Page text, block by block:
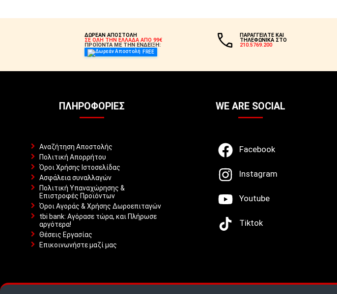
ΔΩΡΕΑΝ ΑΠΟΣΤΟΛΗ
ΣΕ ΟΛΗ ΤΗΝ ΕΛΛΑΔΑ ΑΠΟ 99€
ΠΡΟΪΟΝΤΑ ΜΕ ΤΗΝ ΕΝΔΕΙΞΗ:
FREE
ΠΑΡΑΓΓΕΙΛΤΕ ΚΑΙ
ΤΗΛΕΦΩΝΙΚΑ ΣΤΟ
210.5769.200
ΠΛΗΡΟΦΟΡΊΕΣ
Αναζήτηση Αποστολής
Πολιτική Απορρήτου
Όροι Χρήσης Ιστοσελίδας
Ασφάλεια συναλλαγών
Πολιτική Υπαναχώρησης &
Επιστροφές Προϊόντων
Όροι Αγοράς & Χρήσης Δωροεπιταγών
tbi bank: Αγόρασε τώρα, και Πλήρωσε
αργότερα!
Θέσεις Εργασίας
Επικοινωνήστε μαζί μας
WE ARE SOCIAL
Facebook
Instagram
Youtube
Tiktok